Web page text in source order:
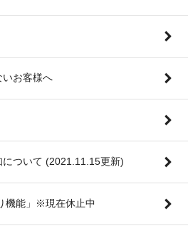
お客様へ
ついて (2021.11.15更新)
機能」※現在休止中